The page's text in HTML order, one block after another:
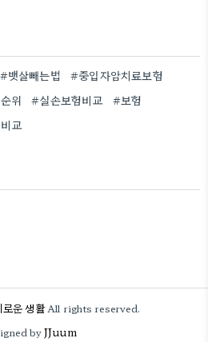
#뱃살빼는법
#중입자암치료보험
위 #실손보험비교
#보험
교
로운 생활All rights reserved.
byJJuum